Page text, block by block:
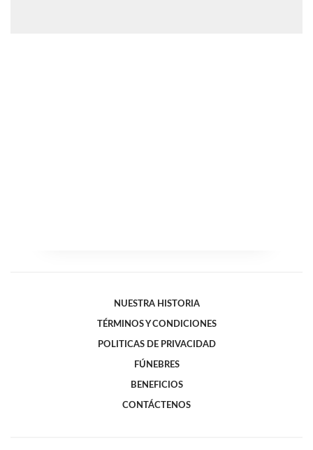
NUESTRA HISTORIA
TÉRMINOS Y CONDICIONES
POLITICAS DE PRIVACIDAD
FÚNEBRES
BENEFICIOS
CONTÁCTENOS